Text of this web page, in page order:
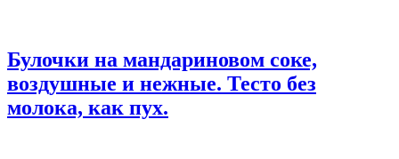
Булочки на мандариновом соке,
воздушные и нежные. Тесто без
молока, как пух.